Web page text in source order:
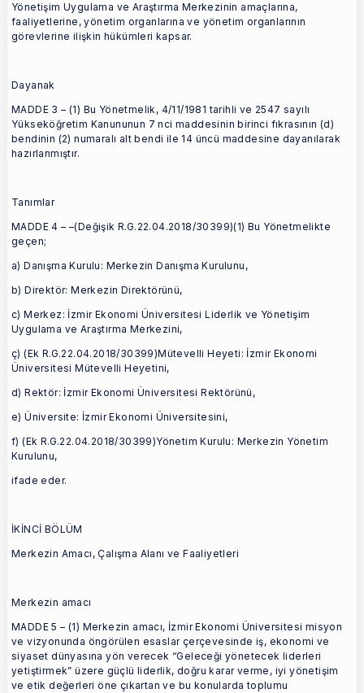
Yönetişim Uygulama ve Araştırma Merkezinin amaçlarına,
faaliyetlerine, yönetim organlarına ve yönetim organlarının
görevlerine ilişkin hükümleri kapsar.
Dayanak
MADDE 3 – (1) Bu Yönetmelik, 4/11/1981 tarihli ve 2547 sayılı
Yükseköğretim Kanununun 7 nci maddesinin birinci fıkrasının (d)
bendinin (2) numaralı alt bendi ile 14 üncü maddesine dayanılarak
hazırlanmıştır.
Tanımlar
MADDE 4 – –(Değişik R.G.22.04.2018/30399)(1) Bu Yönetmelikte
geçen;
a) Danışma Kurulu: Merkezin Danışma Kurulunu,
b) Direktör: Merkezin Direktörünü,
c) Merkez: İzmir Ekonomi Üniversitesi Liderlik ve Yönetişim
Uygulama ve Araştırma Merkezini,
ç) (Ek R.G.22.04.2018/30399)Mütevelli Heyeti: İzmir Ekonomi
Üniversitesi Mütevelli Heyetini,
d) Rektör: İzmir Ekonomi Üniversitesi Rektörünü,
e) Üniversite: İzmir Ekonomi Üniversitesini,
f) (Ek R.G.22.04.2018/30399)Yönetim Kurulu: Merkezin Yönetim
Kurulunu,
ifade eder.
İKİNCİ BÖLÜM
Merkezin Amacı, Çalışma Alanı ve Faaliyetleri
Merkezin amacı
MADDE 5 – (1) Merkezin amacı, İzmir Ekonomi Üniversitesi misyon
ve vizyonunda öngörülen esaslar çerçevesinde iş, ekonomi ve
siyaset dünyasına yön verecek “Geleceği yönetecek liderleri
yetiştirmek” üzere güçlü liderlik, doğru karar verme, iyi yönetişim
ve etik değerleri öne çıkartan ve bu konularda toplumu